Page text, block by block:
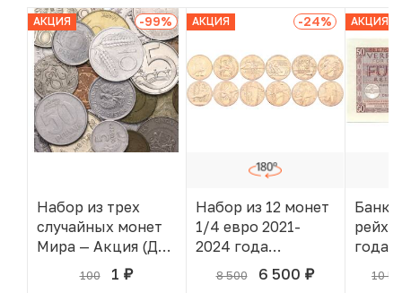
АКЦИЯ -99%
Набор из трех
случайных монет
Мира — Акция (Для
заказов от 2000 р)
100 1 руб.
В КОРЗИНЕ
АКЦИЯ -24%
Набор из 12 монет
1/4 евро 2021-
2024 года
Франция «XXXIII
летние
8 500 6 500 руб.
В КОРЗИНЕ
АКЦИЯ
года
силы
10